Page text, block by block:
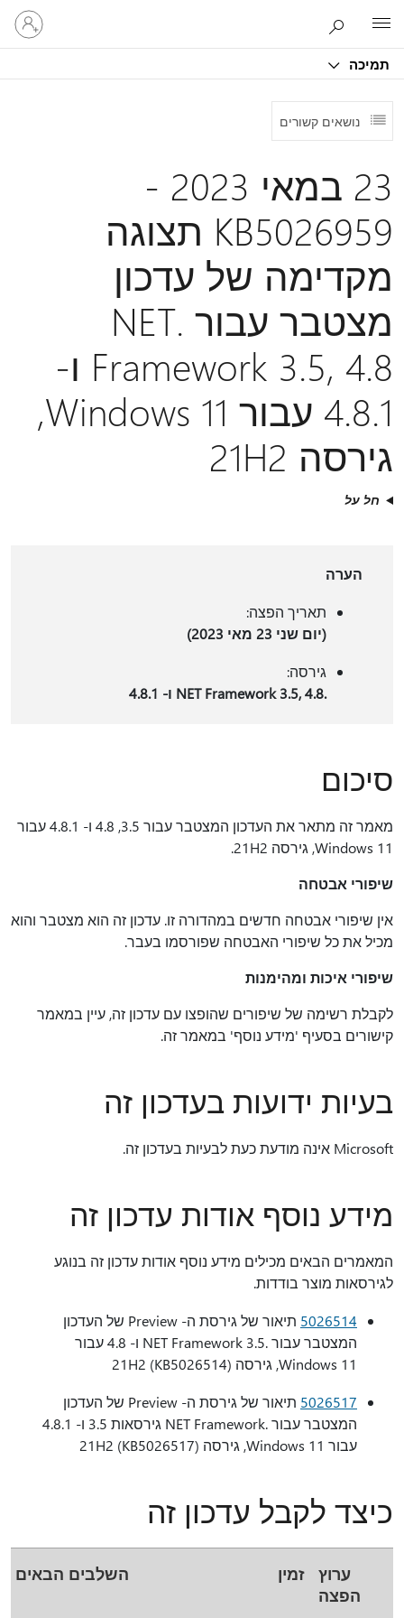
תמיכה
היכנס
לחשבון
שלך
נושאים קשורים
23 במאי 2023 -
KB5026959 תצוגה
מקדימה של עדכון
מצטבר עבור .NET
Framework 3.5, 4.8 ו-
4.8.1 עבור Windows 11,
גירסה 21H2
חל על
הערה
תאריך הפצה:
(יום שני 23 מאי 2023)
גירסה:
.NET Framework 3.5, 4.8 ו- 4.8.1
סיכום
מאמר זה מתאר את העדכון המצטבר עבור 3.5, 4.8 ו- 4.8.1 עבור
Windows 11, גירסה 21H2.
שיפורי אבטחה
אין שיפורי אבטחה חדשים במהדורה זו. עדכון זה הוא מצטבר והוא
מכיל את כל שיפורי האבטחה שפורסמו בעבר.
שיפורי איכות ומהימנות
לקבלת רשימה של שיפורים שהופצו עם עדכון זה, עיין במאמר
קישורים בסעיף 'מידע נוסף' במאמר זה.
בעיות ידועות בעדכון זה
Microsoft אינה מודעת כעת לבעיות בעדכון זה.
מידע נוסף אודות עדכון זה
המאמרים הבאים מכילים מידע נוסף אודות עדכון זה בנוגע
לגירסאות מוצר בודדות.
5026514
תיאור של גירסת ה- Preview של העדכון
המצטבר עבור .NET Framework 3.5 ו- 4.8 עבור
Windows 11, גירסה 21H2 (KB5026514)
5026517
תיאור של גירסת ה- Preview של העדכון
המצטבר עבור .NET Framework גירסאות 3.5 ו- 4.8.1
עבור Windows 11, גירסה 21H2 (KB5026517)
כיצד לקבל עדכון זה
ערוץ
הפצה
זמין השלבים הבאים